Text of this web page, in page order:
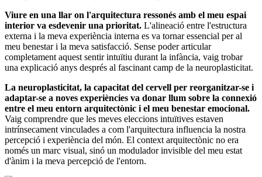
Viure en una llar on l'arquitectura ressonés amb el meu espai
interior va esdevenir una prioritat. L'alineació entre l'estructura
externa i la meva experiència interna es va tornar essencial per al
meu benestar i la meva satisfacció. Sense poder articular
completament aquest sentir intuïtiu durant la infància, vaig trobar
una explicació anys després al fascinant camp de la neuroplasticitat.
La neuroplasticitat, la capacitat del cervell per reorganitzar-se i
adaptar-se a noves experiències va donar llum sobre la connexió
entre el meu entorn arquitectònic i el meu benestar emocional.
Vaig comprendre que les meves eleccions intuïtives estaven
intrínsecament vinculades a com l'arquitectura influencia la nostra
percepció i experiència del món. El context arquitectònic no era
només un marc visual, sinó un modulador invisible del meu estat
d'ànim i la meva percepció de l'entorn.